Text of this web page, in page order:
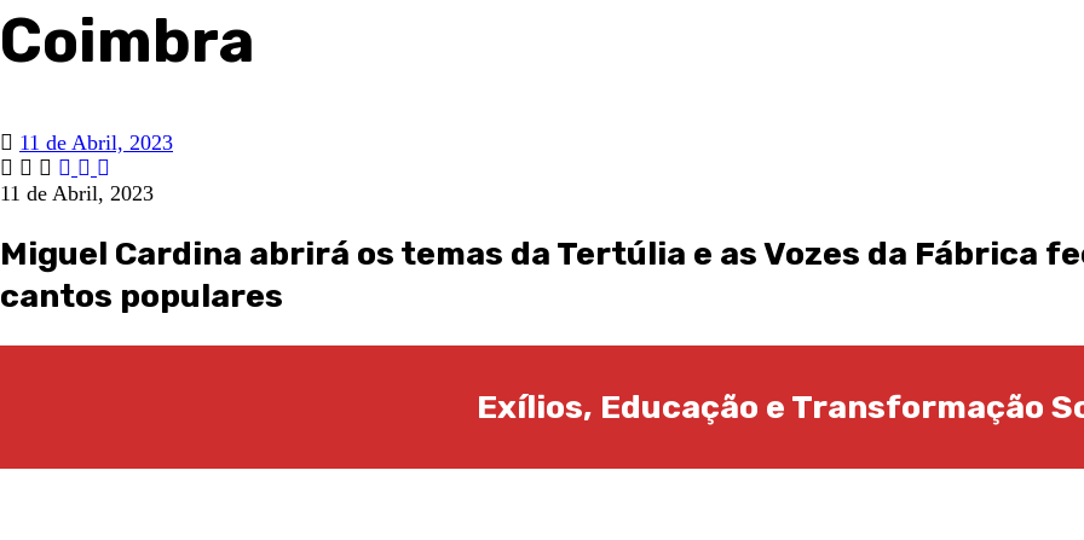
Coimbra
11 de Abril, 2023
11 de Abril, 2023
Miguel Cardina abrirá os temas da Tertúlia e as Vozes da Fábrica
cantos populares
Exílios, Educação e Transformação